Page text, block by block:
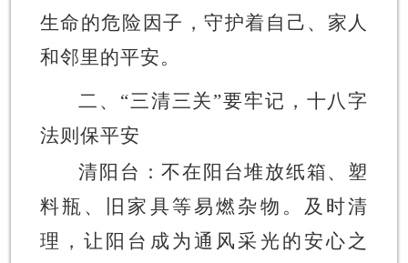
生命的危险因子，守护着自己、家人
和邻里的平安。
二、 “三清三关”要牢记，十八字
法则保平安
清阳台：不在阳台堆放纸箱、塑
料瓶、旧家具等易燃杂物。及时清
理，让阳台成为通风采光的安心之